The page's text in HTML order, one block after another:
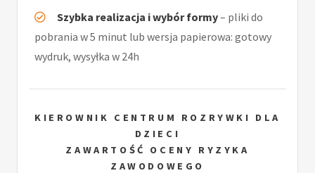
Szybka realizacja i wybór formy– pliki do
pobrania w 5 minut lub wersja papierowa: gotowy
wydruk, wysyłka w 24h
KIEROWNIK CENTRUM ROZRYWKI DLA
DZIECI
ZAWARTOŚĆ OCENY RYZYKA
ZAWODOWEGO